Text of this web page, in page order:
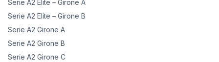
Serie A2 Elite – Girone A
Serie A2 Elite – Girone B
Serie A2 Girone A
Serie A2 Girone B
Serie A2 Girone C